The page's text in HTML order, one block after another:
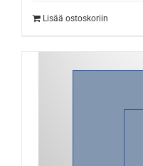
Lisää ostoskoriin